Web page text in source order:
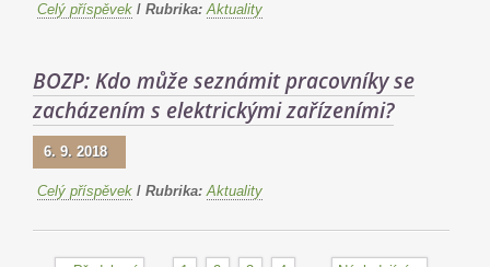
Celý příspěvek / Rubrika: Aktuality
BOZP: Kdo může seznámit pracovníky se
zacházením s elektrickými zařízeními?
6. 9. 2018
Celý příspěvek / Rubrika: Aktuality